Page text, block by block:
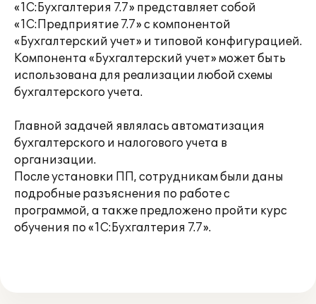
«1С:Бухгалтерия 7.7» представляет собой
«1С:Предприятие 7.7» с компонентой
«Бухгалтерский учет» и типовой конфигурацией.
Компонента «Бухгалтерский учет» может быть
использована для реализации любой схемы
бухгалтерского учета.
Главной задачей являлась автоматизация
бухгалтерского и налогового учета в
организации.
После установки ПП, сотрудникам были даны
подробные разъяснения по работе с
программой, а также предложено пройти курс
обучения по «1С:Бухгалтерия 7.7».